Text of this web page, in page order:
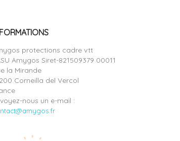
protections cadre vtt
Amygos Siret-821509379 00011
la Mirande
Corneilla del Vercol
nous un e-mail :